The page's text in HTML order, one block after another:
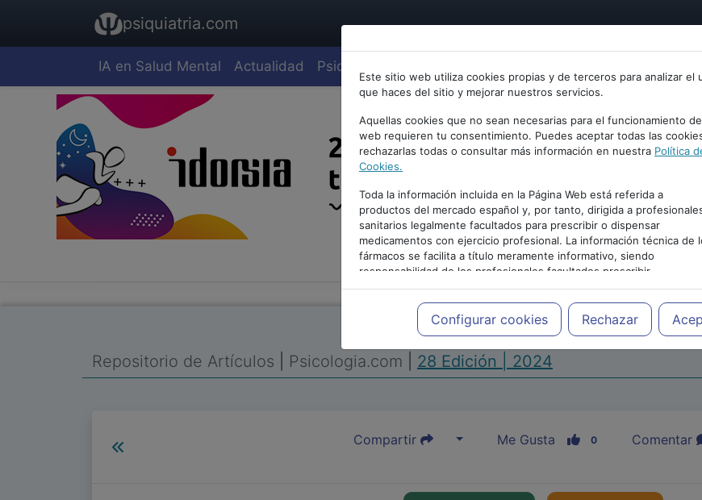
psiquiatria.com
IA en Salud Mental Actualidad Psiquiatría
Este sitio web utiliza cookies propias y de terceros para analizar el
que haces del sitio y mejorar nuestros servicios.
Aquellas cookies que no sean necesarias para el funcionamiento
web requieren tu consentimiento. Puedes aceptar todas las
rechazarlas todas o consultar más información en nuestra Política
Cookies.
Toda la información incluida en la Página Web está referida a
productos del mercado español y, por tanto, dirigida a
sanitarios legalmente facultados para prescribir o dispensar
medicamentos con ejercicio profesional. La información técnica de
fármacos se facilita a título meramente informativo, siendo
responsabilidad de los profesionales facultados prescribir
medicamentos y decidir, en cada caso concreto, el tratamiento más
adecuado a las necesidades del paciente.
Configurar cookies Rechazar
PUBLICIDAD
Repositorio de Artículos Psicologia.com 28 Edición | 2024
Compartir Me Gusta 0 Comentar